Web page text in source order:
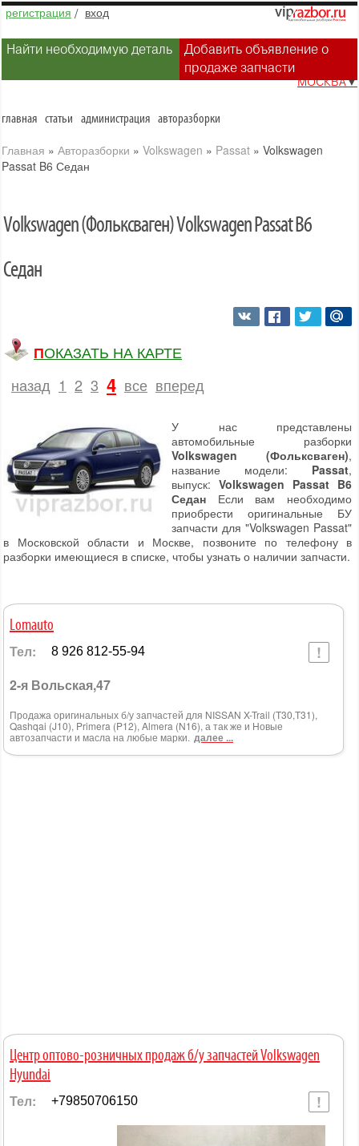
регистрация / вход
Найти необходимую деталь
Добавить объявление о
продаже запчасти
МОСКВА▼
главная статьи администрация авторазборки
Главная » Авторазборки » Volkswagen » Passat » Volkswagen
Passat B6 Седан
Volkswagen (Фольксваген) Volkswagen Passat B6
Седан
ПОКАЗАТЬ НА КАРТЕ
назад 1 2 3 4 все вперед
У нас представлены
автомобильные разборки
Volkswagen (Фольксваген),
название модели: Passat,
выпуск: Volkswagen Passat B6
Седан Если вам необходимо
приобрести оригинальные БУ
запчасти для "Volkswagen Passat"
в Московской области и Москве, позвоните по телефону в
разборки имеющиеся в списке, чтобы узнать о наличии запчасти.
Lomauto
Тел: 8 926 812-55-94
2-я Вольская,47
Продажа оригинальных б/у запчастей для NISSAN X-Trail (T30,T31),
Qashqai (J10), Primera (P12), Almera (N16), а так же и Hовые
автозапчасти и масла на любые марки. далее ...
Центр оптово-розничных продаж б/у запчастей Volkswagen
Hyundai
Тел: +79850706150